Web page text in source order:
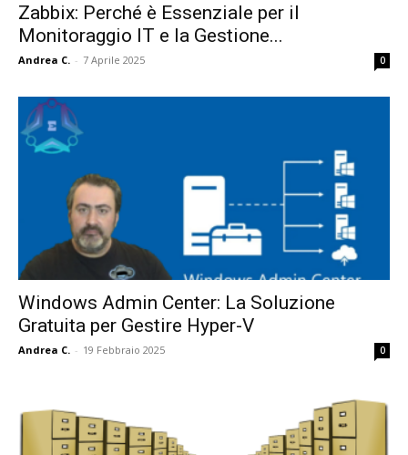
Zabbix: Perché è Essenziale per il
Monitoraggio IT e la Gestione...
Andrea C. - 7 Aprile 2025 0
Windows Admin Center: La Soluzione
Gratuita per Gestire Hyper-V
Andrea C. - 19 Febbraio 2025 0